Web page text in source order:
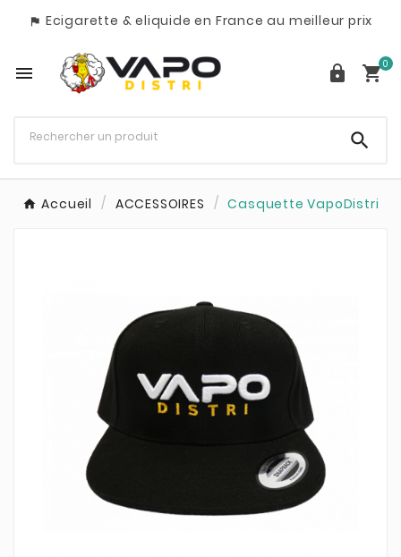
 Ecigarette & eliquide en France au meilleur prix
  0

Accueil ACCESSOIRES Casquette VapoDistri